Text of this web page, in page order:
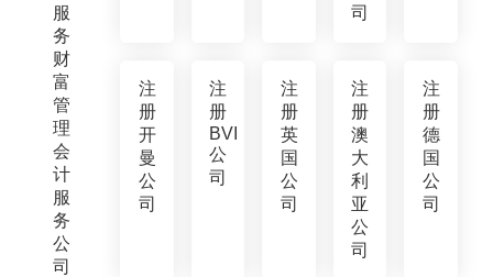
服
务
财
富
管
理
会
计
服
务
公
司
司
注
册
开
曼
公
司
注
册
BVI
公
司
注
册
英
国
公
司
注
册
澳
大
利
亚
公
司
注
册
德
国
公
司